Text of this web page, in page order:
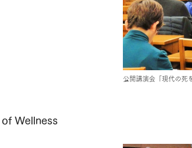
公開講演会「現代の
Wellness